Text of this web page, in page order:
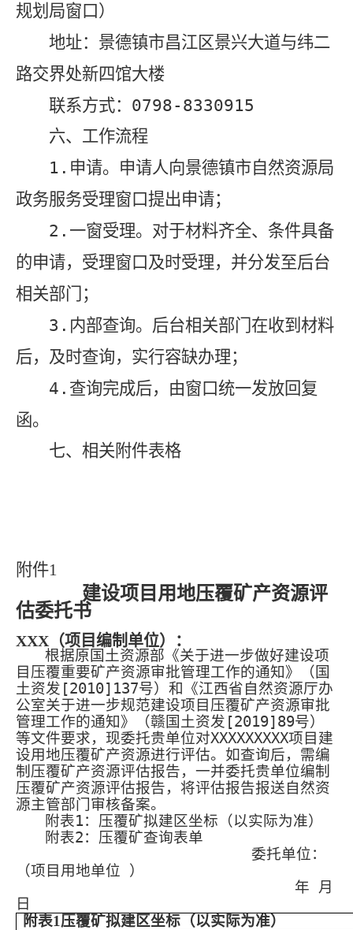
规划局窗口）
地址：景德镇市昌江区景兴大道与纬二
路交界处新四馆大楼
联系方式： 0798-8330915
六、工作流程
1. 申请。申请人向景德镇市自然资源局
政务服务受理窗口提出申请；
2. 一窗受理。对于材料齐全、条件具备
的申请，受理窗口及时受理，并分发至后台
相关部门；
3. 内部查询。后台相关部门在收到材料
后，及时查询，实行容缺办理；
4. 查询完成后，由窗口统一发放回复
函。
七、相关附件表格
附件1
建设项目用地压覆矿产资源评
估委托书
XXX （项目编制单位）：
根据原国土资源部《关于进一步做好建设项
目压覆重要矿产资源审批管理工作的通知》（国
土资发 [2010]137号）和《江西省自然资源厅办
公室关于进一步规范建设项目压覆矿产资源审批
管理工作的通知》（赣国土资发 [2019]89号）
等文件要求，现委托贵单位对XXXXXXXXX项目建
设用地压覆矿产资源进行评估。如查询后，需编
制压覆矿产资源评估报告，一并委托贵单位编制
压覆矿产资源评估报告，将评估报告报送自然资
源主管部门审核备案。
附表1：压覆矿拟建区坐标（以实际为准）
附表2：压覆矿查询表单
委托单位：
（项目用地单位 ）
年 月
日
附表1压覆矿拟建区坐标（以实际为准）